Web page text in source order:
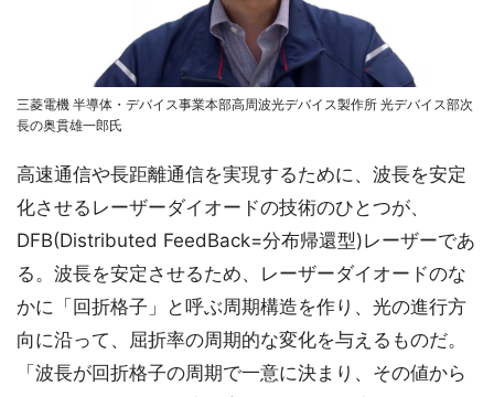
三菱電機 半導体・デバイス事業本部高周波光デバイス製作所 光デバイス部次
長の奥貫雄一郎氏
高速通信や長距離通信を実現するために、波長を安定
化させるレーザーダイオードの技術のひとつが、
DFB(Distributed FeedBack=分布帰還型)レーザーであ
る。波長を安定させるため、レーザーダイオードのな
かに「回折格子」と呼ぶ周期構造を作り、光の進行方
向に沿って、屈折率の周期的な変化を与えるものだ。
「波長が回折格子の周期で一意に決まり、その値から